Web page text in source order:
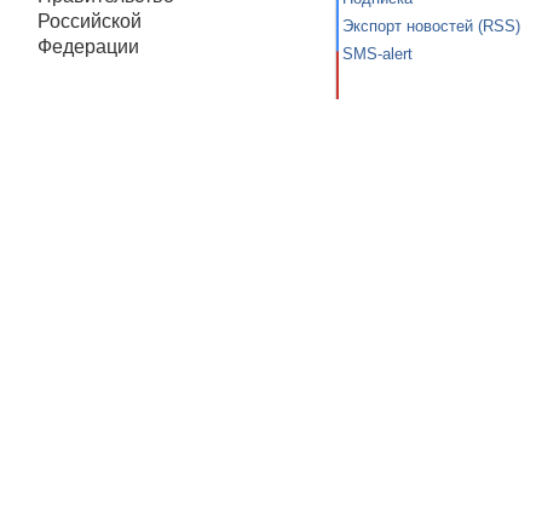
Российской
Федерации
Экспорт новостей (RSS)
SMS-alert